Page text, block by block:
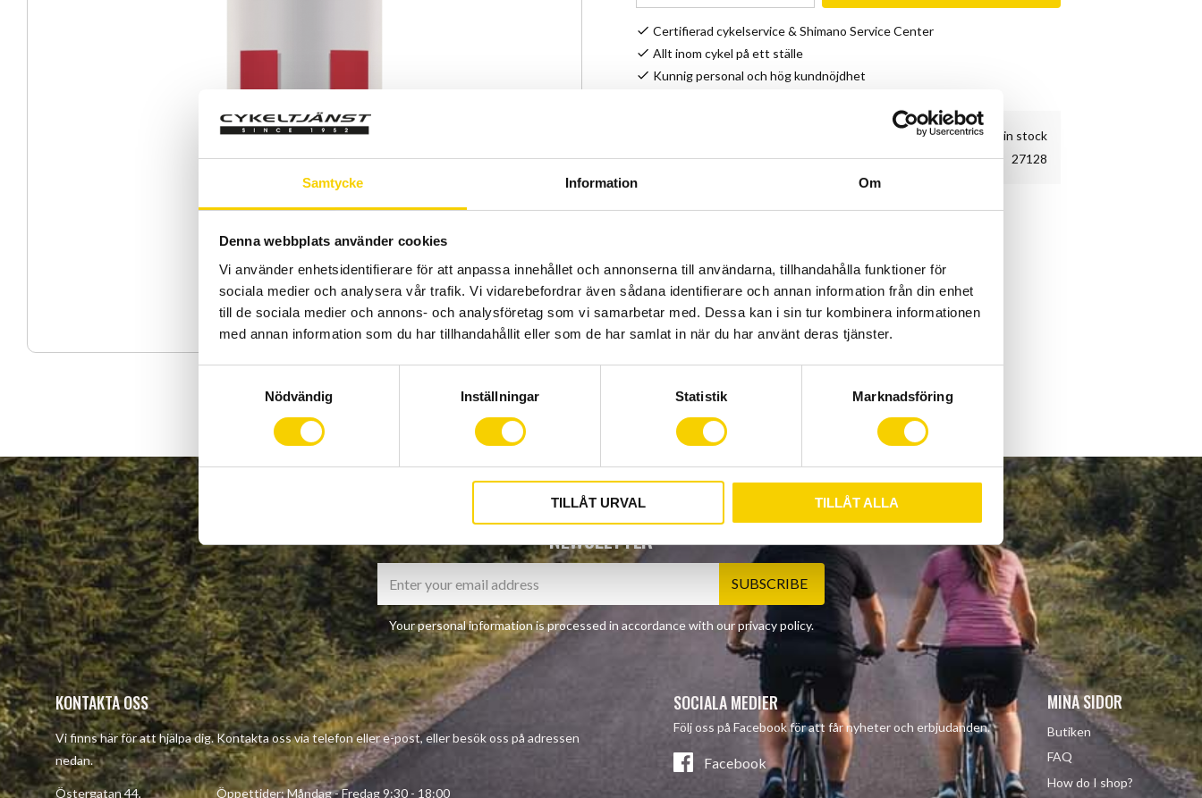
Samtycke Information Om
Denna webbplats använder cookies
Vi använder enhetsidentifierare för att anpassa innehållet och annonserna till användarna, tillhandahålla funktioner för
sociala medier och analysera vår trafik. Vi vidarebefordrar även sådana identifierare och annan information från din enhet
till de sociala medier och annons- och analysföretag som vi samarbetar med. Dessa kan i sin tur kombinera informationen
med annan information som du har tillhandahållit eller som de har samlat in när du har använt deras tjänster.
y
c
k
e
s
v
a
l
Nödvändig Inställningar Statistik Marknadsföring
TILLÅT URVAL TILLÅT ALLA
Certifierad cykelservice & Shimano Service Center
Allt inom cykel på ett ställe
Kunnig personal och hög kundnöjdhet
32 pc. in stock
Article SKU
27128
Transparent flaska med låsbar gummiventil.
BPA fri.
NEWSLETTER
SUBSCRIBE
Your personal information is processed in accordance with ourprivacy policy.
KONTAKTA OSS
Vi finns här för att hjälpa dig. Kontakta oss via telefon eller e-post, eller besök oss på adressen
nedan.
Östergatan 44, Öppettider: Måndag - Fredag 9:30 - 18:00
SOCIALA MEDIER
Följ oss på Facebook för att får nyheter och erbjudanden.
Facebook
MINA SIDOR
Butiken
FAQ
How do I shop?